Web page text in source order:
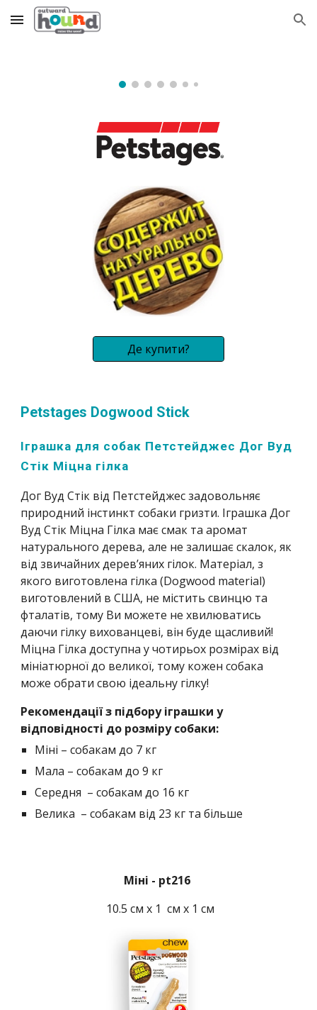
Skip to main content Skip to navigation
Де купити?
Petstages Dogwood Stick
Іграшка для собак Петстейджес Дог Вуд
Стік Міцна гілка
Дог Вуд Стік від Петстейджес задовольняє
природний інстинкт собаки гризти. Іграшка Дог
Вуд Стік Міцна Гілка має смак та аромат
натурального дерева, але не залишає скалок, як
від звичайних дерев’яних гілок. Матеріал, з
якого виготовлена гілка (Dogwood material)
виготовлений в США, не містить свинцю та
фталатів, тому Ви можете не хвилюватись
даючи гілку вихованцеві, він буде щасливий!
Міцна Гілка доступна у чотирьох розмірах від
мініатюрної до великої, тому кожен собака
може обрати свою ідеальну гілку!
Рекомендації з підбору іграшки у
відповідності до розміру собаки:
Міні – собакам до 7 кг
Мала – собакам до 9 кг
Середня  – собакам до 16 кг
Велика  – собакам від 23 кг та більше
Міні - pt216
10.5 см x 1  см x 1 см